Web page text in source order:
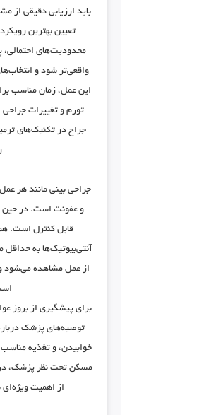
باید ارزیابی دقیقی از
تعیین بهترین
محدودیت‌های احتمالی،
واقعی‌تر شود و
این عمل، زمان مناسب
تورم و تغییرات جراحی
جراح در تکنیک‌های
جراحی بینی مانند هر
و عفونت است. در حین
قابل کنترل است.
آنتی‌بیوتیک‌ها به
از عمل مشاهده می‌شود
برای پیشگیری از بروز
توصیه‌های پزشک
خوابیدن، و تغذیه
مسکن تحت نظر پزشک،
از اهمیت